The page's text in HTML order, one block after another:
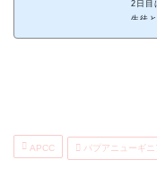
2日目
生徒
APCC パプアニューギニ